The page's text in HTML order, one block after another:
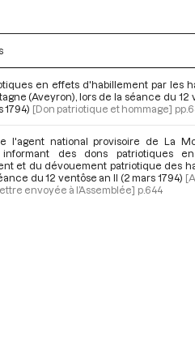
en effets d'habillement par les
(Aveyron), lors de la séance du 12
1794) [Don patriotique et hommage]
l'agent national provisoire de La
informant des dons patriotiques
et du dévouement patriotique des
du 12 ventôse an II (2 mars 1794)
envoyée à l’Assemblée] p.644